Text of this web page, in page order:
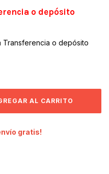
o depósito
Transferencia o depósito
gratis!